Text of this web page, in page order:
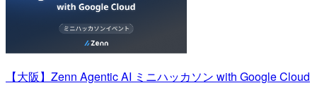
【大阪】Zenn Agentic AI ミニハッカソン with Google Cloud